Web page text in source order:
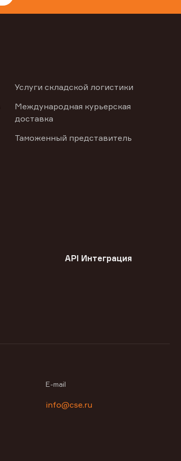
Услуги складской логистики
Международная курьерская
доставка
Таможенный представитель
API Интеграция
E-mail
info@cse.ru